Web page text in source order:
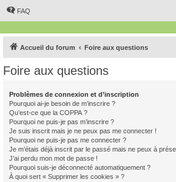
FAQ
Accueil du forum Foire aux questions
Foire aux questions
Problèmes de connexion et d’inscription
Pourquoi ai-je besoin de m’inscrire ?
Qu’est-ce que la COPPA ?
Pourquoi ne puis-je pas m’inscrire ?
Je suis inscrit mais je ne peux pas me connecter !
Pourquoi ne puis-je pas me connecter ?
Je m’étais déjà inscrit par le passé mais ne peux à
J’ai perdu mon mot de passe !
Pourquoi suis-je déconnecté automatiquement ?
À quoi sert « Supprimer les cookies » ?